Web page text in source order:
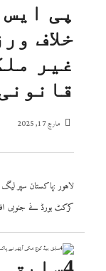
پی
خلاف
غیر
مارچ 17, 2025
لاہور :پاکستان سپر
کرکٹ بورڈ نے جنوبی